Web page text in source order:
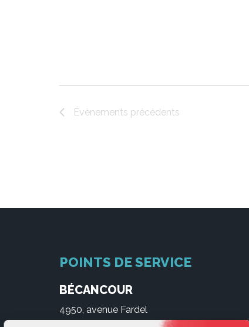
Évènements précédents
POINTS DE SERVICE
BÉCANCOUR
4950, avenue Fardel